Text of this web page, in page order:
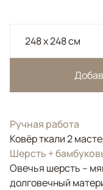
248 x 248 см
Ручная работа
Ковёр ткали 2
Шерсть +
Овечья шерсть –
долговечный